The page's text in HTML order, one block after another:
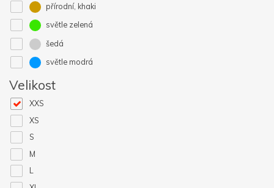
přírodní, khaki
světle zelená
šedá
světle modrá
Velikost
XXS
XS
S
M
L